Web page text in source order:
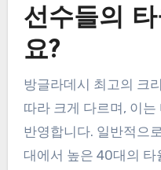
선수들의
요?
방글라데시 최고의 크
따라 크게 다르며, 이
반영합니다. 일반적으
대에서 높은 40대의 타